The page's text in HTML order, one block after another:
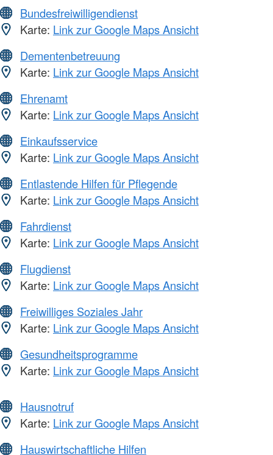
Bundesfreiwilligendienst
Karte: Link zur Google Maps Ansicht
Dementenbetreuung
Karte: Link zur Google Maps Ansicht
Ehrenamt
Karte: Link zur Google Maps Ansicht
Einkaufsservice
Karte: Link zur Google Maps Ansicht
Entlastende Hilfen für Pflegende
Karte: Link zur Google Maps Ansicht
Fahrdienst
Karte: Link zur Google Maps Ansicht
Flugdienst
Karte: Link zur Google Maps Ansicht
Freiwilliges Soziales Jahr
Karte: Link zur Google Maps Ansicht
Gesundheitsprogramme
Karte: Link zur Google Maps Ansicht
Hausnotruf
Karte: Link zur Google Maps Ansicht
Hauswirtschaftliche Hilfen